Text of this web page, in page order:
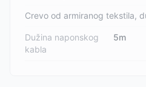
Crevo od armiranog tekstila,
Dužina naponskog
kabla
5m